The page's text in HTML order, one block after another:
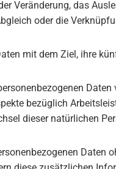
Veränderung, das
oder die
mit dem Ziel, ihre
Daten
bezüglich
dieser natürlichen
Daten